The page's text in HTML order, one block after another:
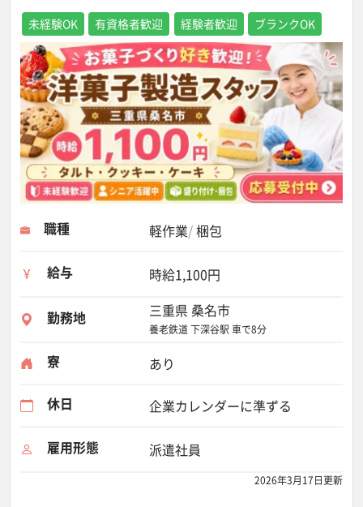
未経験OK 有資格者歓迎 経験者歓迎 ブランクOK
職種 軽作業 梱包
給与 時給1,100円
勤務地 三重県 桑名市
養老鉄道 下深谷駅 車で8分
寮 あり
休日 企業カレンダーに準ずる
雇用形態 派遣社員
2026年3月17日更新